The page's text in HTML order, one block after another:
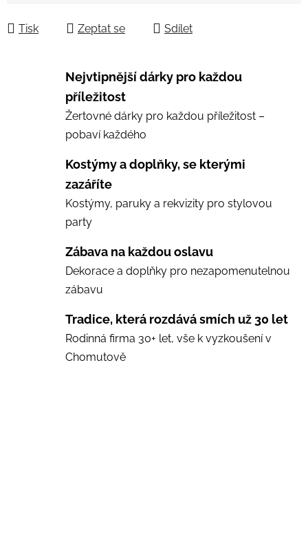
Tisk Zeptat se Sdílet
Nejvtipnější dárky pro každou
příležitost
Žertovné dárky pro každou příležitost –
pobaví každého
Kostýmy a doplňky, se kterými
zazáříte
Kostýmy, paruky a rekvizity pro stylovou
party
Zábava na každou oslavu
Dekorace a doplňky pro nezapomenutelnou
zábavu
Tradice, která rozdává smích už 30 let
Rodinná firma 30+ let, vše k vyzkoušení v
Chomutově